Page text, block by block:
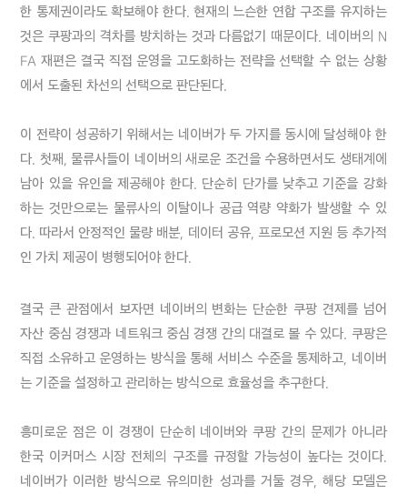
한 통제권이라도 확보해야 한다. 현재의 느슨한 연합 구조를 유지하는
것은 쿠팡과의 격차를 방치하는 것과 다름없기 때문이다. 네이버의 N
FA 재편은 결국 직접 운영을 고도화하는 전략을 선택할 수 없는 상황
에서 도출된 차선의 선택으로 판단된다.
이 전략이 성공하기 위해서는 네이버가 두 가지를 동시에 달성해야 한
다. 첫째, 물류사들이 네이버의 새로운 조건을 수용하면서도 생태계에
남아 있을 유인을 제공해야 한다. 단순히 단가를 낮추고 기준을 강화
하는 것만으로는 물류사의 이탈이나 공급 역량 약화가 발생할 수 있
다. 따라서 안정적인 물량 배분, 데이터 공유, 프로모션 지원 등 추가적
결국 큰 관점에서 보자면 네이버의 변화는 단순한 쿠팡 견제를 넘어
자산 중심 경쟁과 네트워크 중심 경쟁 간의 대결로 볼 수 있다. 쿠팡은
직접 소유하고 운영하는 방식을 통해 서비스 수준을 통제하고, 네이버
는 기준을 설정하고 관리하는 방식으로 효율성을 추구한다.
흥미로운 점은 이 경쟁이 단순히 네이버와 쿠팡 간의 문제가 아니라
한국 이커머스 시장 전체의 구조를 규정할 가능성이 높다는 것이다.
네이버가 이러한 방식으로 유의미한 성과를 거둘 경우, 해당 모델은